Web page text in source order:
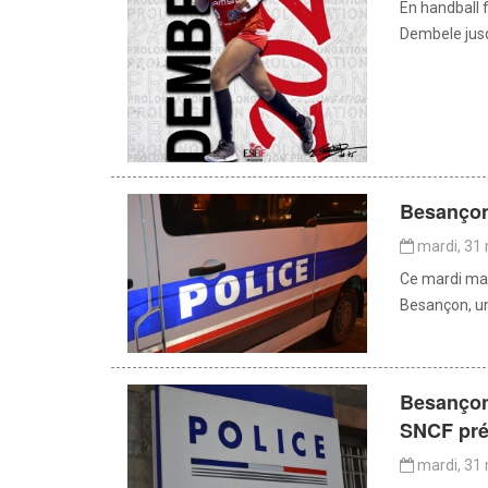
En handball
Dembele
mardi, 31
Ce mardi
Besançon,
SNCF
mardi, 31